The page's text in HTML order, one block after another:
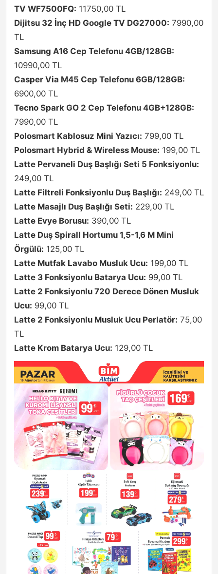
TV WF7500FQ: 11750,00 TL
Dijitsu 32 İnç HD Google TV DG27000: 7990,00
TL
Samsung A16 Cep Telefonu 4GB/128GB:
10990,00 TL
Casper Via M45 Cep Telefonu 6GB/128GB:
6900,00 TL
Tecno Spark GO 2 Cep Telefonu 4GB+128GB:
7990,00 TL
Polosmart Kablosuz Mini Yazıcı: 799,00 TL
Polosmart Hybrid & Wireless Mouse: 199,00 TL
Latte Pervaneli Duş Başlığı Seti 5 Fonksiyonlu:
249,00 TL
Latte Filtreli Fonksiyonlu Duş Başlığı: 249,00 TL
Latte Masajlı Duş Başlığı Seti: 229,00 TL
Latte Evye Borusu: 390,00 TL
Latte Duş Spirall Hortumu 1,5-1,6 M Mini
Örgülü: 125,00 TL
Latte Mutfak Lavabo Musluk Ucu: 199,00 TL
Latte 3 Fonksiyonlu Batarya Ucu: 99,00 TL
Latte 2 Fonksiyonlu 720 Derece Dönen Musluk
Ucu: 99,00 TL
Latte 2 Fonksiyonlu Musluk Ucu Perlatör: 75,00
TL
Latte Krom Batarya Ucu: 129,00 TL